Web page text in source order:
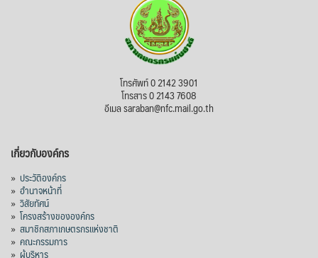
โทรศัพท์ 0 2142 3901
โทรสาร 0 2143 7608
อีเมล saraban@nfc.mail.go.th
เกี่ยวกับองค์กร
» ประวัติองค์กร
» อำนาจหน้าที่
» วิสัยทัศน์
» โครงสร้างขององค์กร
» สมาชิกสภาเกษตรกรแห่งชาติ
» คณะกรรมการ
» ผู้บริหาร